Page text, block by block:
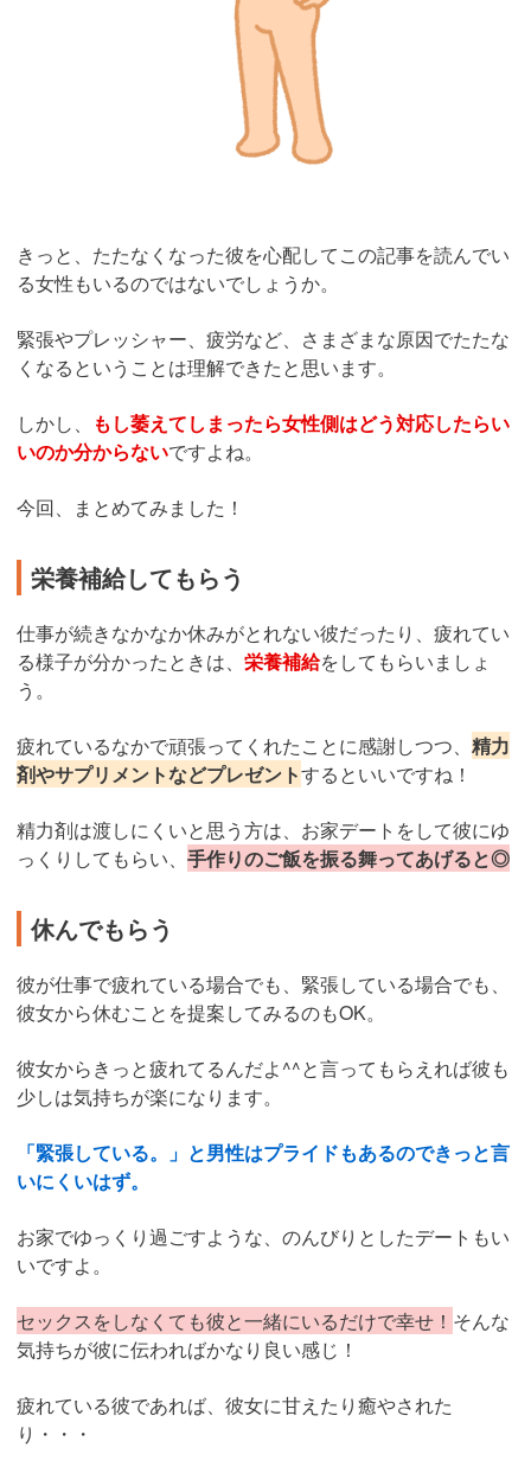
きっと、たたなくなった彼を心配してこの記事を読んでい
る女性もいるのではないでしょうか。
緊張やプレッシャー、疲労など、さまざまな原因でたたな
くなるということは理解できたと思います。
しかし、
もし萎えてしまったら女性側はどう対応したらい
いのか分からないですよね。
今回、まとめてみました！
栄養補給してもらう
仕事が続きなかなか休みがとれない彼だったり、疲れてい
る様子が分かったときは、 栄養補給をしてもらいましょ
う。
疲れているなかで頑張ってくれたことに感謝しつつ、 精力
剤やサプリメントなどプレゼントするといいですね！
精力剤は渡しにくいと思う方は、お家デートをして彼にゆ
っくりしてもらい、 手作りのご飯を振る舞ってあげると◎
休んでもらう
彼が仕事で疲れている場合でも、緊張している場合でも、
彼女から休むことを提案してみるのもOK。
彼女からきっと疲れてるんだよ^^と言ってもらえれば彼も
少しは気持ちが楽になります。
「緊張している。」と男性はプライドもあるのできっと言
いにくいはず。
お家でゆっくり過ごすような、のんびりとしたデートもい
いですよ。
セックスをしなくても彼と一緒にいるだけで幸せ！ そんな
気持ちが彼に伝わればかなり良い感じ！
疲れている彼であれば、彼女に甘えたり癒やされた
り・・・